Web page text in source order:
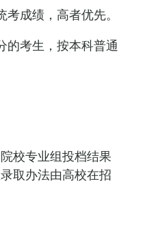
成绩，高者优先。
的考生，按本科普通
校专业组投档结果
取办法由高校在招